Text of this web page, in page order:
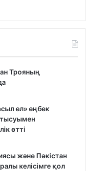
Трояның
ел» еңбек
өтті
және Пәкістан
келісімге қол